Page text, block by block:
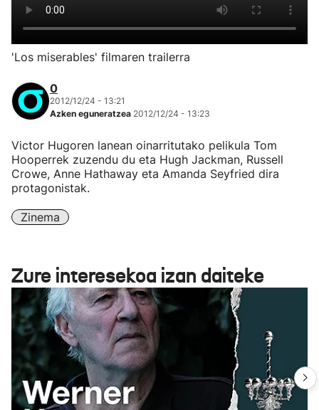
'Los miserables' filmaren trailerra
0
2012/12/24 - 13:21
Azken eguneratzea 2012/12/24 - 13:23
Victor Hugoren lanean oinarritutako pelikula Tom
Hooperrek zuzendu du eta Hugh Jackman, Russell
Crowe, Anne Hathaway eta Amanda Seyfried dira
protagonistak.
Zinema
Zure interesekoa izan daiteke